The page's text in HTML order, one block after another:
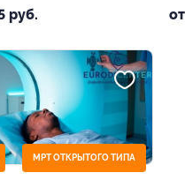
руб.
МРТ ОТКРЫТОГО ТИПА